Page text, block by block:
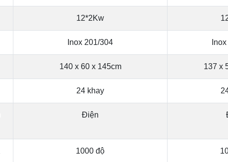
12*2Kw
Inox 201/304
140 x 60 x 145cm 137 x
24 khay
Điện
1000 độ